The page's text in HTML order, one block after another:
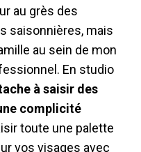
au grès des
saisonnières, mais
au sein de mon
En studio
à saisir des
complicité
toute une palette
vos visages avec